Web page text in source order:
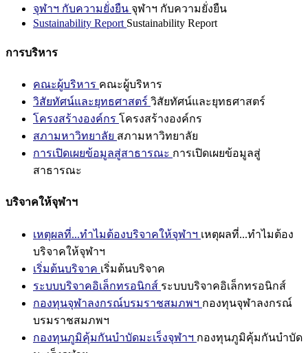
จุฬาฯ กับความยั่งยืน จุฬาฯ กับความยั่งยืน
Sustainability Report Sustainability Report
การบริหาร
คณะผู้บริหาร คณะผู้บริหาร
วิสัยทัศน์และยุทธศาสตร์ วิสัยทัศน์และยุทธศาสตร์
โครงสร้างองค์กร โครงสร้างองค์กร
สภามหาวิทยาลัย สภามหาวิทยาลัย
การเปิดเผยข้อมูลสู่สาธารณะ การเปิดเผยข้อมูลสู่
สาธารณะ
บริจาคให้จุฬาฯ
เหตุผลที่...ทำไมต้องบริจาคให้จุฬาฯ เหตุผลที่...ทำไมต้อง
บริจาคให้จุฬาฯ
เริ่มต้นบริจาค เริ่มต้นบริจาค
ระบบบริจาคอิเล็กทรอนิกส์ ระบบบริจาคอิเล็กทรอนิกส์
กองทุนจุฬาลงกรณ์บรมราชสมภพฯ กองทุนจุฬาลงกรณ์
บรมราชสมภพฯ
กองทุนภูมิคุ้มกันบำบัดมะเร็งจุฬาฯ กองทุนภูมิคุ้มกันบำบัด